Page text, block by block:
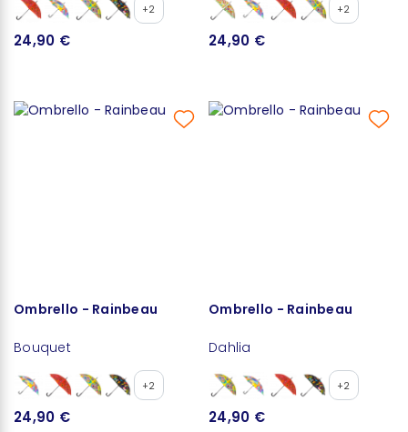
+2
24,90 €
+2
24,90 €
Ombrello - Rainbeau
Bouquet
+2
24,90 €
Ombrello - Rainbeau
Dahlia
+2
24,90 €